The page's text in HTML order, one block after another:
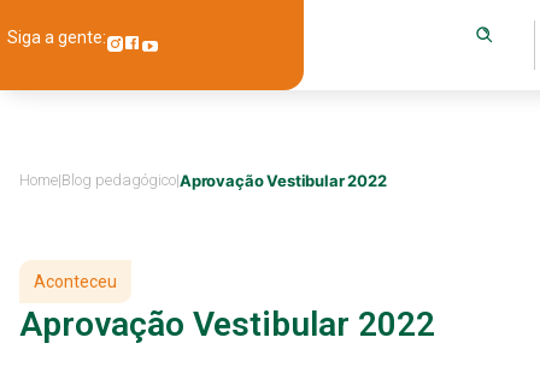
Siga a gente:
Home|Blog pedagógico|Aprovação Vestibular 2022
Aconteceu
Aprovação Vestibular 2022